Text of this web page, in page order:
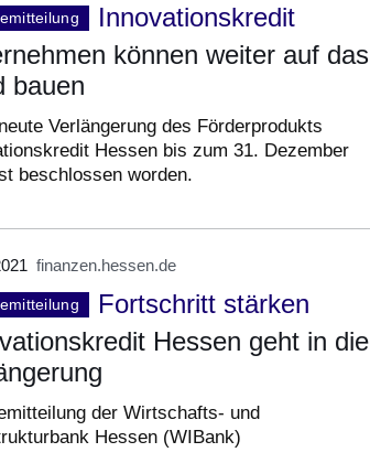
Innovationskredit
können weiter auf das
bauen
Verlängerung des Förderprodukts
Hessen bis zum 31. Dezember
beschlossen worden.
finanzen.hessen.de
Fortschritt stärken
Hessen geht in die
der Wirtschafts- und
Hessen (WIBank)